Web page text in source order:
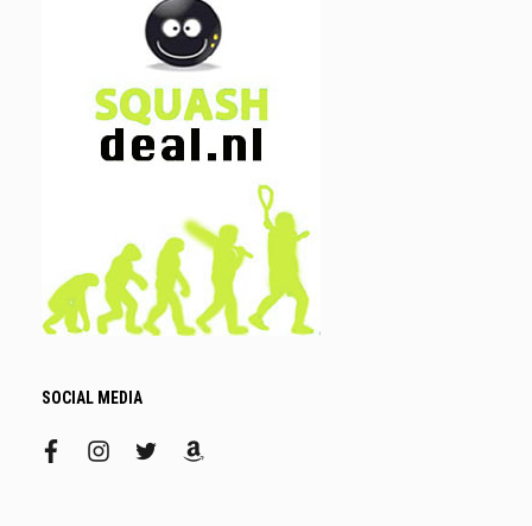
SOCIAL MEDIA
facebookinstagram
twitteramazon